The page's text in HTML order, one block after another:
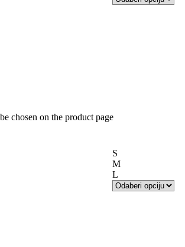
chosen on the product page
S
M
L